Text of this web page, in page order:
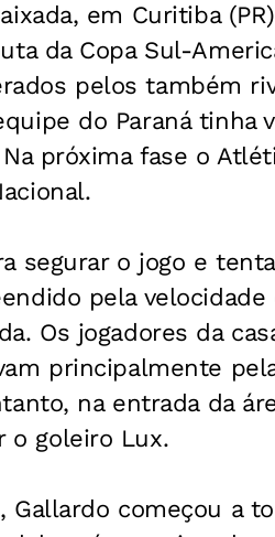
em Curitiba
da Copa Sul-
pelos também
do Paraná tinha
próxima fase o
segurar o jogo e
pela
Os jogadores da
principalmente
na entrada da
o goleiro Lux.
começou a